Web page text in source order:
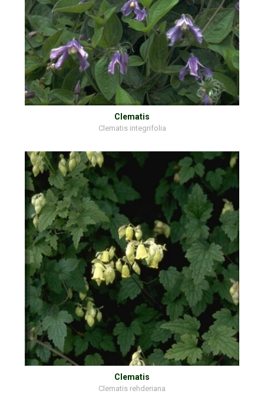
Clematis
Clematis integrifolia
Clematis
Clematis rehderiana